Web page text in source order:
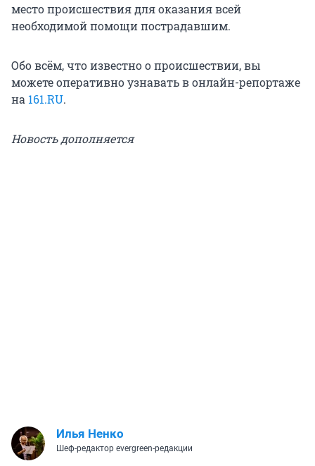
место происшествия для оказания всей
необходимой помощи пострадавшим.
Обо всём, что известно о происшествии, вы
можете оперативно узнавать в онлайн-репортаже
на 161.RU.
Новость дополняется
Илья Ненко
Шеф-редактор evergreen-редакции